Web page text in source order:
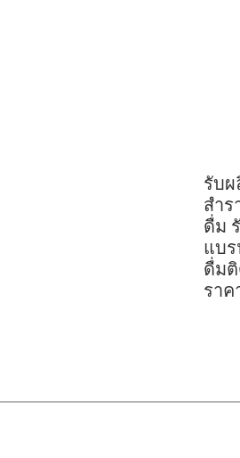
รับ
สำร
ดื่ม
แบ
ดื่ม
ราค